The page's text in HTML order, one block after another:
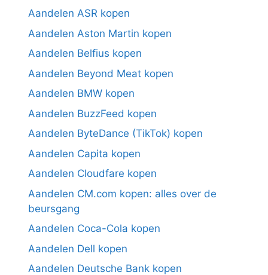
Aandelen ASR kopen
Aandelen Aston Martin kopen
Aandelen Belfius kopen
Aandelen Beyond Meat kopen
Aandelen BMW kopen
Aandelen BuzzFeed kopen
Aandelen ByteDance (TikTok) kopen
Aandelen Capita kopen
Aandelen Cloudfare kopen
Aandelen CM.com kopen: alles over de
beursgang
Aandelen Coca-Cola kopen
Aandelen Dell kopen
Aandelen Deutsche Bank kopen